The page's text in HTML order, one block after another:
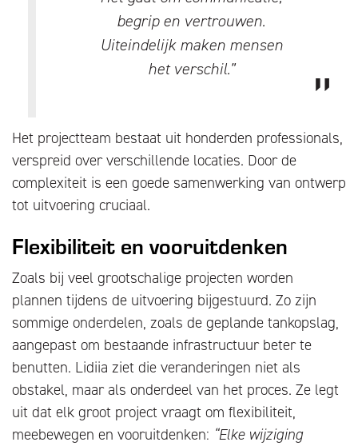
begrip en vertrouwen.
Uiteindelijk maken mensen
het verschil.”
Het projectteam bestaat uit honderden professionals,
verspreid over verschillende locaties. Door de
complexiteit is een goede samenwerking van ontwerp
tot uitvoering cruciaal.
Flexibiliteit en vooruitdenken
Zoals bij veel grootschalige projecten worden
plannen tijdens de uitvoering bijgestuurd. Zo zijn
sommige onderdelen, zoals de geplande tankopslag,
aangepast om bestaande infrastructuur beter te
benutten. Lidiia ziet die veranderingen niet als
obstakel, maar als onderdeel van het proces. Ze legt
uit dat elk groot project vraagt om flexibiliteit,
meebewegen en vooruitdenken: “Elke wijziging